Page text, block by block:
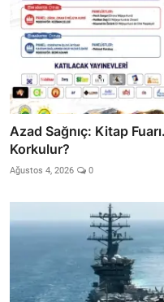
Azad Sağnıç: Kitap
Korkulur?
Ağustos 4, 2026 0